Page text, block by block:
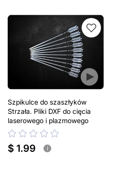
Szpikulce do szaszłyków
Strzała. Pliki DXF do cięcia
laserowego i plazmowego
$ 1.99 i